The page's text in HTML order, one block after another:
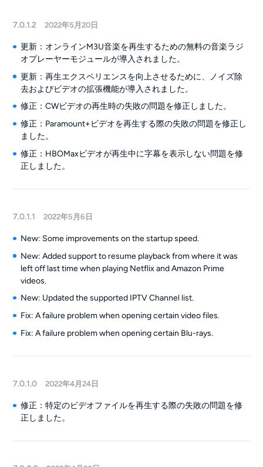
7.0.1.2 2022年5月20日
更新：オンラインM3U音楽を再生するための無料の音楽ラジ
オプレーヤーモジュールが導入されました。
更新：再生エクスペリエンスを向上させるために、ノイズ除
去およびビデオの拡張機能が導入されました。
修正：CWビデオの再生時の失敗の問題を修正しました。
修正：Paramount+ビデオを再生する際の失敗の問題を修正し
ました。
修正：HBOMaxビデオが再生中に字幕を表示しない問題を修
正しました。
7.0.1.1 2022年5月6日
New: Some improvements on the startup speed.
New: Added support to resume playback from where it was
left off last time when playing Netflix and Amazon Prime
videos.
New: Updated the supported IPTV Channel list.
Fix: A failure problem when opening certain video files.
Fix: A failure problem when opening certain Blu-rays.
7.0.1.0 2022年4月24日
修正：特定のビデオファイルを再生する際の失敗の問題を修
正しました。